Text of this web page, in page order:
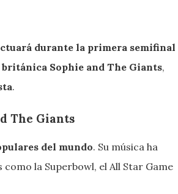
durante la primera semifinal
británica Sophie and The Giants,
.
The Giants
del mundo. Su música ha
la Superbowl, el All Star Game